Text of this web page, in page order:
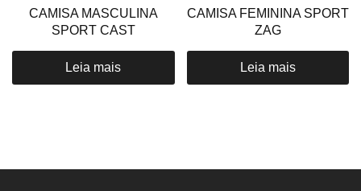
CAMISA MASCULINA
SPORT CAST
Leia mais
CAMISA FEMININA SPORT
ZAG
Leia mais